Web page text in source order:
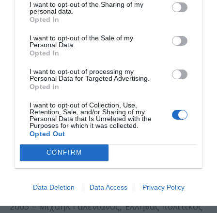
I want to opt-out of the Sharing of my
personal data.
Opted In
I want to opt-out of the Sale of my
Personal Data.
Opted In
I want to opt-out of processing my
Personal Data for Targeted Advertising.
Opted In
I want to opt-out of Collection, Use,
Retention, Sale, and/or Sharing of my
Personal Data that Is Unrelated with the
Purposes for which it was collected.
Opted Out
CONFIRM
Data Deletion Data Access Privacy Policy
1949 – Λουκάς Κανακάρης – Ρούφος, Έλληνας
πολιτικός
1950 – Αλέξανδρος Διομήδης, Έλληνας
τραπεζικός και πολιτικός
1976 – Αλεξάντερ Κάλντερ, Αμερικανός
γλύπτης
1984 – Νικόλαος Χαρίτος, Έλληνας πολιτικός
1990 – Αλέξης Μινωτής, Έλληνας ηθοποιός
1990 – Γιάννης Ρίτσος, Έλληνας ποιητής
οργανοπαίκτης
2003 – Μιχαήλ Γαλενιανός, Έλληνας πολιτικός